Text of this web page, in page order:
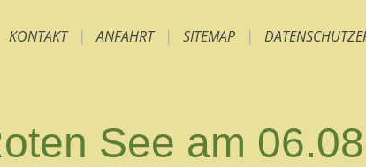
KONTAKT|ANFAHRT| SITEMAP |
See am